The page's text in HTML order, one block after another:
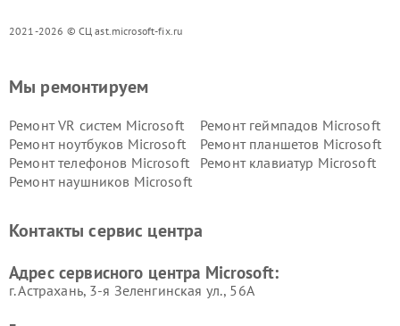
2021-2026 © СЦ ast.microsoft-fix.ru
Мы ремонтируем
Ремонт VR систем Microsoft
Ремонт геймпадов Microsoft
Ремонт ноутбуков Microsoft
Ремонт планшетов Microsoft
Ремонт телефонов Microsoft
Ремонт клавиатур Microsoft
Ремонт наушников Microsoft
Контакты сервис центра
Адрес сервисного центра Microsoft:
г. Астрахань, 3-я Зеленгинская ул., 56А